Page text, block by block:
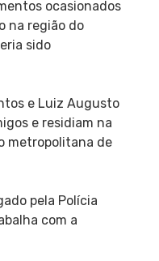
ocasionados
na região do
sido
e Luiz Augusto
e residiam na
metropolitana de
pela Polícia
com a